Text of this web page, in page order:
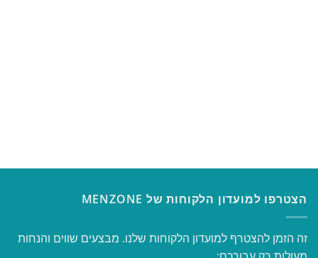
הצטרפו למועדון הלקוחות של MENZONE
זה הזמן להצטרף למועדון הלקוחות שלנו. מבצעים שווים והנחות